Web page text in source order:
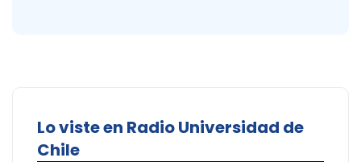
Lo viste en Radio Universidad de
Chile